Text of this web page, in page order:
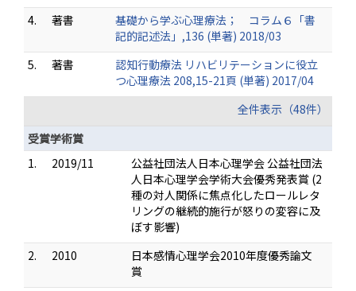
4.
著書
基礎から学ぶ心理療法； コラム６「書
記的記述法」,136 (単著) 2018/03
5.
著書
認知行動療法 リハビリテーションに役立
つ心理療法 208,15-21頁 (単著) 2017/04
全件表示（48件）
受賞学術賞
1.
2019/11
公益社団法人日本心理学会 公益社団法
人日本心理学会学術大会優秀発表賞 (2
種の対人関係に焦点化したロールレタ
リングの継続的施行が怒りの変容に及
ぼす影響)
2.
2010
日本感情心理学会2010年度優秀論文
賞